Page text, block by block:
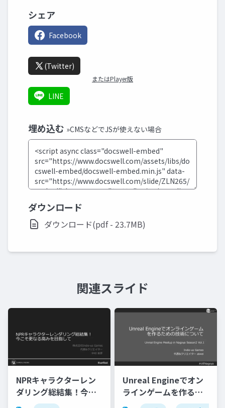
シェア
Facebook
(Twitter)
またはPlayer版
LINE
埋め込む »CMSなどでJSが使えない場合
ダウンロード
ダウンロード(pdf - 23.7MB)
関連スライド
NPRキャラクターレン
ダリング総結集！今こ
そ更なる高みを目指し
Unreal Engineでオン
ラインゲームを作るた
めの技術について